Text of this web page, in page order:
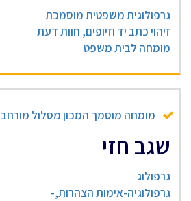
גרפולוגית משפטית מוסמכת
זיהוי כתב יד וזיופים, חוות דעת
מומחה לבית משפט
מומחה מוסמך המכון מסלול מורחב
שגב חזי
גרפולוג
גרפולוגיה-אימות הצהרות,-